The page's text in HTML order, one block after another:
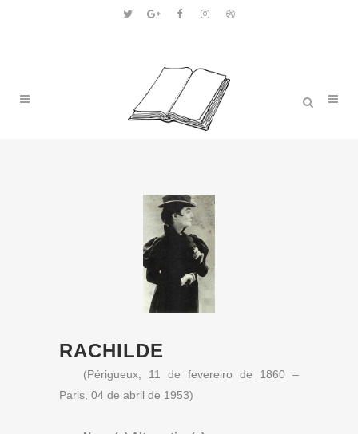
RACHILDE
(Périgueux, 11 de fevereiro de 1860 –
Paris, 04 de abril de 1953)